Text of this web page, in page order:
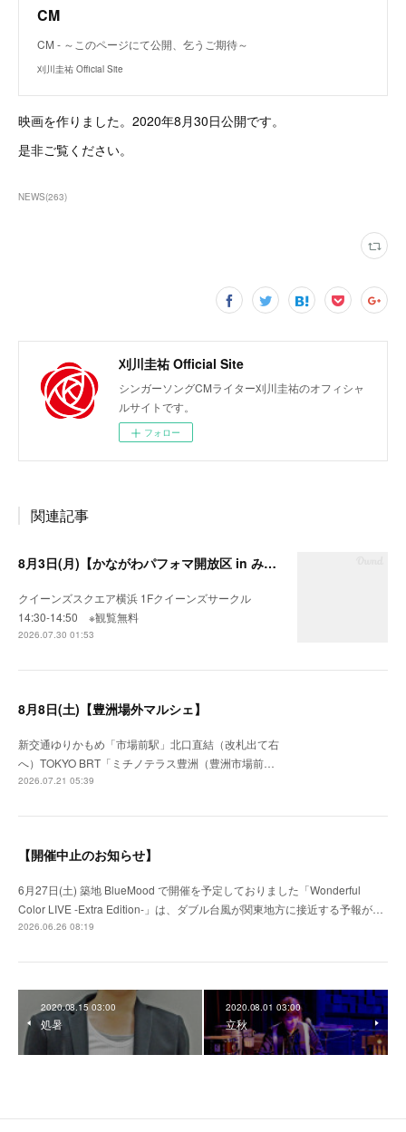
CM
CM - ～このページにて公開、乞うご期待～
刈川圭祐 Official Site
映画を作りました。2020年8月30日公開です。
是非ご覧ください。
NEWS(263)
刈川圭祐 Official Site
シンガーソングCMライター刈川圭祐のオフィシャ
ルサイトです。
フォロー
関連記事
8月3日(月)【かながわパフォマ開放区 in みなとみらい】
クイーンズスクエア横浜 1Fクイーンズサークル
14:30-14:50 ※観覧無料
2026.07.30 01:53
8月8日(土)【豊洲場外マルシェ】
新交通ゆりかもめ「市場前駅」北口直結（改札出て右
へ）TOKYO BRT「ミチノテラス豊洲（豊洲市場前…
2026.07.21 05:39
【開催中止のお知らせ】
6月27日(土) 築地 BlueMood で開催を予定しておりました「Wonderful
Color LIVE -Extra Edition-」は、ダブル台風が関東地方に接近する予報が…
2026.06.26 08:19
2020.08.15 03:00
処暑
2020.08.01 03:00
立秋